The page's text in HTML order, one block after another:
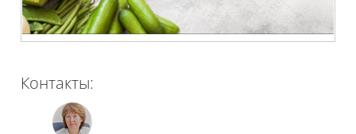
Контакты: